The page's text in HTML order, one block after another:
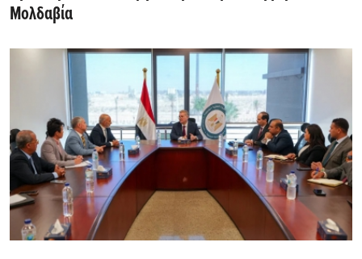
Μολδαβία